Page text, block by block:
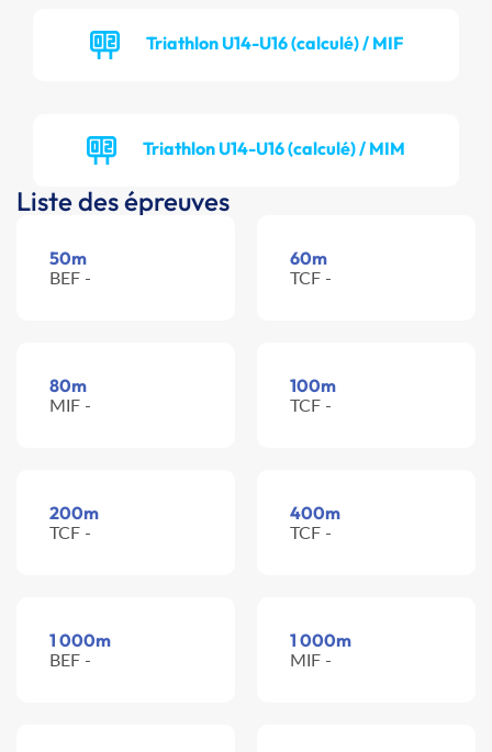
Triathlon U14-U16 (calculé) / MIF
Triathlon U14-U16 (calculé) / MIM
Liste des épreuves
50m
BEF -
60m
TCF -
80m
MIF -
100m
TCF -
200m
TCF -
400m
TCF -
1 000m
BEF -
1 000m
MIF -